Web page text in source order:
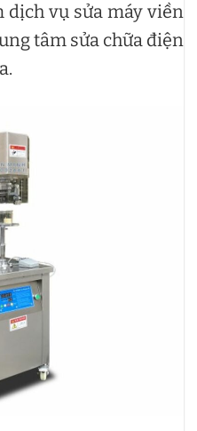
vụ sửa máy viền
tâm sửa chữa điện